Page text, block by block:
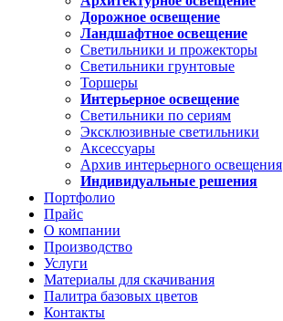
Дорожное освещение
Ландшафтное освещение
Светильники и прожекторы
Светильники грунтовые
Торшеры
Интерьерное освещение
Светильники по сериям
Эксклюзивные светильники
Аксессуары
Архив интерьерного освещения
Индивидуальные решения
Портфолио
Прайс
О компании
Производство
Услуги
Материалы для скачивания
Палитра базовых цветов
Контакты